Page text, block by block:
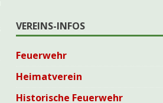
VEREINS-INFOS
Feuerwehr
Heimatverein
Historische Feuerwehr